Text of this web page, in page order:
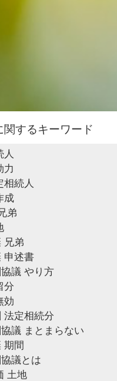
関するキーワード
人
力
相続人
成
弟
兄弟
申述書
議 やり方
分
効
法定相続分
議 まとまらない
期間
議とは
土地